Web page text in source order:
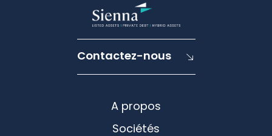
Contactez-nous
A propos
Sociétés